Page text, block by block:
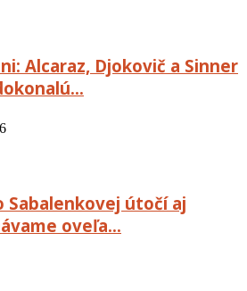
Alcaraz, Djokovič a Sinner
Sabalenkovej útočí aj
oveľa…